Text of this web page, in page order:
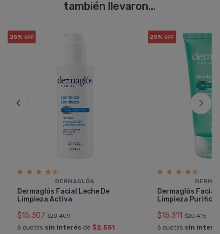
también llevaron...
25% OFF
DERMAGLÓS
Dermaglós Facial Leche De
Limpieza Activa
$15.307 $20.409
6 cuotas sin interés de $2.551
25% OFF
Dermaglós Facial
Limpieza
$15.311 $20.415
6 cuotas sin